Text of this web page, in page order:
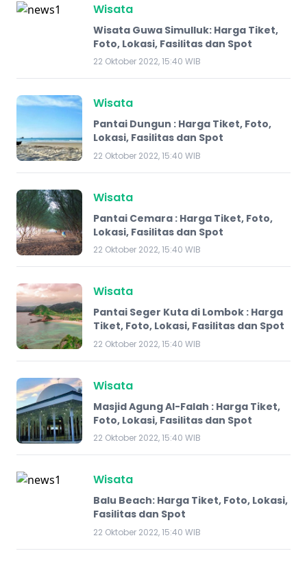
Wisata
Wisata Guwa Simulluk: Harga Tiket,
Foto, Lokasi, Fasilitas dan Spot
22 Oktober 2022, 15:40 WIB
Wisata
Pantai Dungun : Harga Tiket, Foto,
Lokasi, Fasilitas dan Spot
22 Oktober 2022, 15:40 WIB
Wisata
Pantai Cemara : Harga Tiket, Foto,
Lokasi, Fasilitas dan Spot
22 Oktober 2022, 15:40 WIB
Wisata
Pantai Seger Kuta di Lombok : Harga
Tiket, Foto, Lokasi, Fasilitas dan Spot
22 Oktober 2022, 15:40 WIB
Wisata
Masjid Agung Al-Falah : Harga Tiket,
Foto, Lokasi, Fasilitas dan Spot
22 Oktober 2022, 15:40 WIB
Wisata
Balu Beach: Harga Tiket, Foto, Lokasi,
Fasilitas dan Spot
22 Oktober 2022, 15:40 WIB